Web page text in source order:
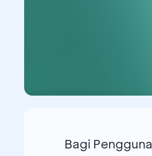
Bagi Pengguna